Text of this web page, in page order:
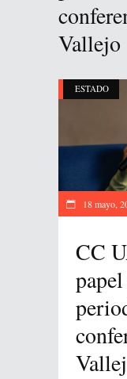
Vallejo
ESTADO
18 mayo,
CC